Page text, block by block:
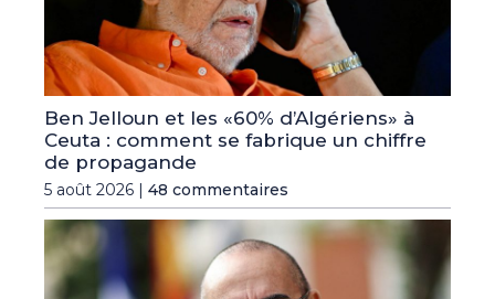
Ben Jelloun et les «60% d’Algériens» à
Ceuta : comment se fabrique un chiffre
de propagande
5 août 2026 | 48 commentaires